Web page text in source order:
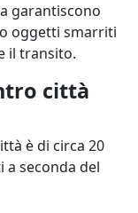
garantiscono
oggetti smarriti
il transito.
città
è di circa 20
seconda del